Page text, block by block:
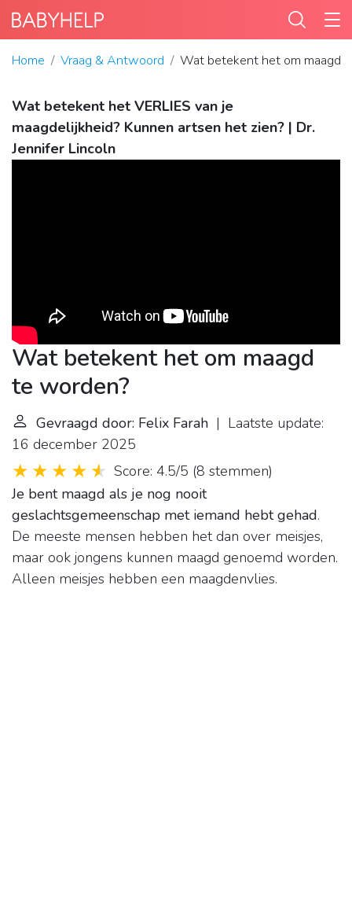
Home Vraag & Antwoord Wat betekent het om maagd
Wat betekent het VERLIES van je
maagdelijkheid? Kunnen artsen het zien? | Dr.
Jennifer Lincoln
Wat betekent het om maagd
te worden?
Gevraagd door: Felix Farah | Laatste update:
16 december 2025
Score: 4.5/5 (8 stemmen)
Je bent maagd als je nog nooit
geslachtsgemeenschap met iemand hebt gehad.
De meeste mensen hebben het dan over meisjes,
maar ook jongens kunnen maagd genoemd worden.
Alleen meisjes hebben een maagdenvlies.